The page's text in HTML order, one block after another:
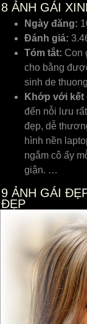
8 ẢNH GÁI
Ngày đăng:
Đánh giá:
Tóm tắt: Con
cho bằng
sinh de
Khớp với kết
đến nỗi lưu
đẹp, dễ
hình nền
ngắm cô ấy
giận. …
9 ẢNH GÁI
ĐẸP